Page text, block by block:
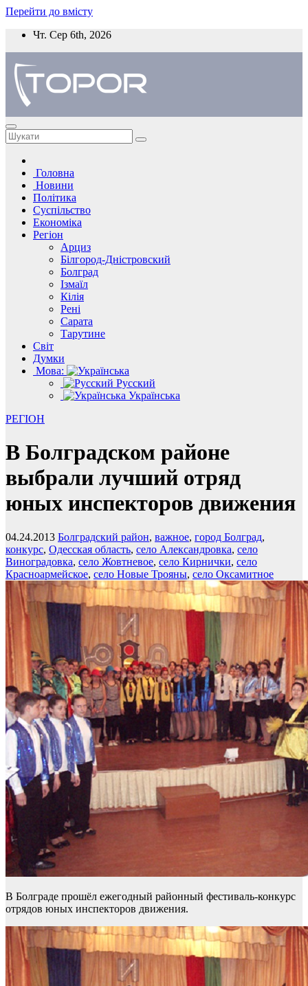
Перейти до вмісту
Чт. Сер 6th, 2026
Головна
Новини
Політика
Суспільство
Економіка
Регіон
Арциз
Білгород-Дністровский
Болград
Ізмаїл
Кілія
Рені
Сарата
Тарутине
Світ
Думки
Мова:
Русский
Українська
РЕГІОН
В Болградском районе
выбрали лучший отряд
юных инспекторов движения
04.24.2013 Болградский район, важное, город Болград,
конкурс, Одесская область, село Александровка, село
Виноградовка, село Жовтневое, село Кирнички, село
Красноармейское, село Новые Трояны, село Оксамитное
В Болграде прошёл ежегодный районный фестиваль-конкурс
отрядов юных инспекторов движения.